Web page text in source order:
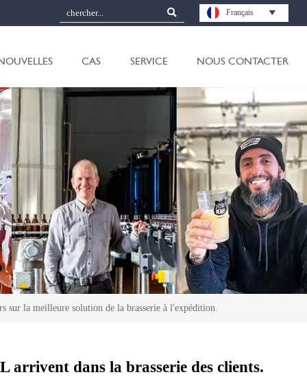
 Français 
CAS SERVICE NOUS CONTACTER
sur la meilleure solution de la brasserie à l'expédition.
arrivent dans la brasserie des clients.